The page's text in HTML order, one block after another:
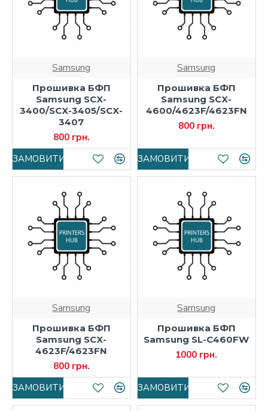
Samsung
Прошивка БФП
Samsung SCX-
3400/SCX-3405/SCX-
3407
800 грн.
ЗАМОВИТИ
Samsung
Прошивка БФП
Samsung SCX-
4600/4623F/4623FN
800 грн.
ЗАМОВИТИ
Samsung
Прошивка БФП
Samsung SCX-
4623F/4623FN
800 грн.
ЗАМОВИТИ
Samsung
Прошивка БФП
Samsung SL-C460FW
1000 грн.
ЗАМОВИТИ